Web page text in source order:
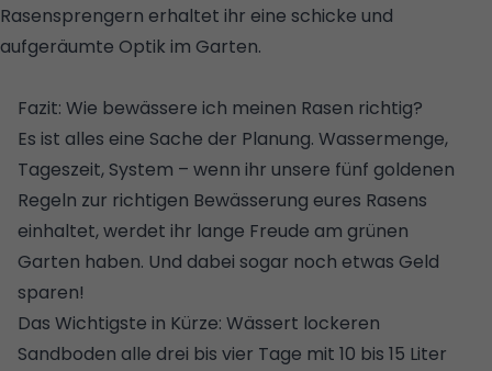
Rasensprengern erhaltet ihr eine schicke und
aufgeräumte Optik im Garten.
Fazit: Wie bewässere ich meinen Rasen richtig?
Es ist alles eine Sache der Planung. Wassermenge,
Tageszeit, System – wenn ihr unsere fünf goldenen
Regeln zur richtigen Bewässerung eures Rasens
einhaltet, werdet ihr lange Freude am grünen
Garten haben. Und dabei sogar noch etwas Geld
sparen!
Das Wichtigste in Kürze: Wässert lockeren
Sandboden alle drei bis vier Tage mit 10 bis 15 Liter